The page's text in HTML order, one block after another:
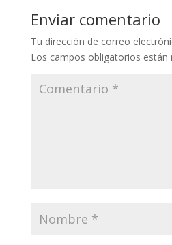
Enviar comentario
Tu dirección de correo
Los campos obligatorios están